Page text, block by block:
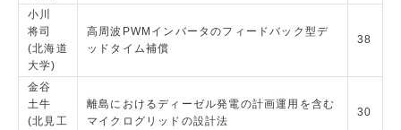
小川
将司
(北海道
大学)
高周波PWMインバータのフィードバック型デ
ッドタイム補償
38
金谷
土牛
(北見工
離島におけるディーゼル発電の計画運用を含む
マイクログリッドの設計法
30